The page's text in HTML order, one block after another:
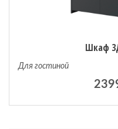
Шкаф
Для гостиной